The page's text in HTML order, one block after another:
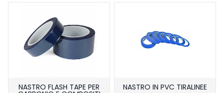
NASTRO FLASH TAPE PER NASTRO IN PVC TIRALINEE